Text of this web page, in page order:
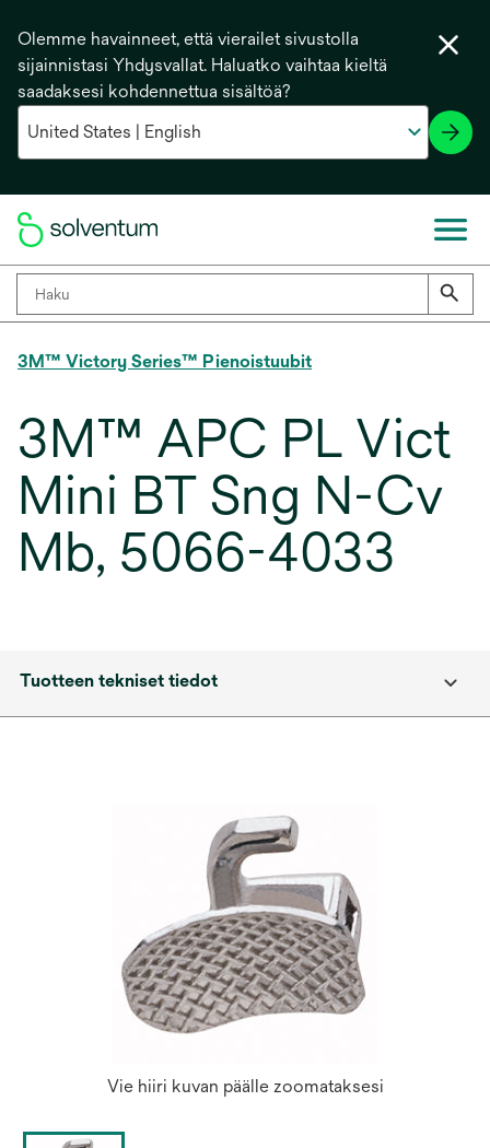
Olemme havainneet, että vierailet sivustolla
sijainnistasi Yhdysvallat. Haluatko vaihtaa kieltä
saadaksesi kohdennettua sisältöä?
3M™ Victory Series™ Pienoistuubit
3M™ APC PL Vict
Mini BT Sng N-Cv
Mb, 5066-4033
Tuotteen tekniset tiedot
Vie hiiri kuvan päälle zoomataksesi